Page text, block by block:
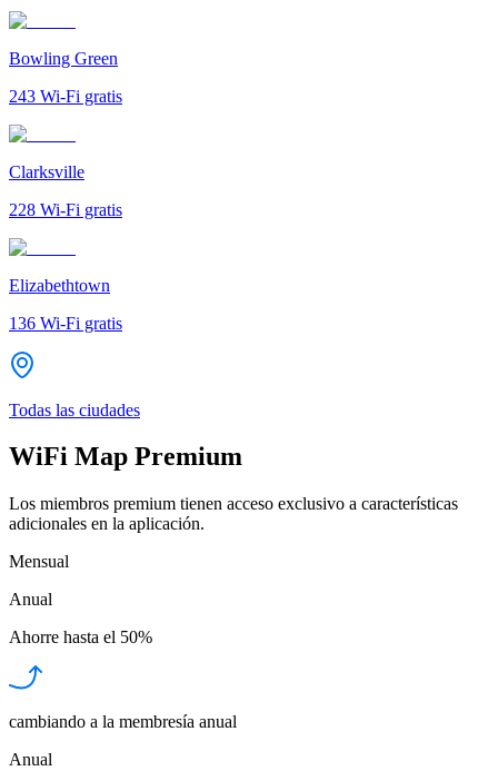
Bowling Green
243 Wi-Fi gratis
Clarksville
228 Wi-Fi gratis
Elizabethtown
136 Wi-Fi gratis
Todas las ciudades
WiFi Map Premium
Los miembros premium tienen acceso exclusivo a características
adicionales en la aplicación.
Mensual
Anual
Ahorre hasta el 50%
cambiando a la membresía anual
Anual